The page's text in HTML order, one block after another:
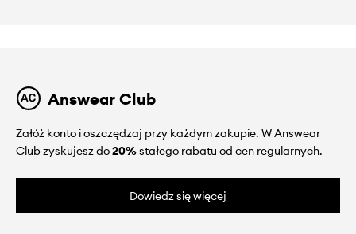
Answear Club
Załóż konto i oszczędzaj przy każdym zakupie. W Answear
Club zyskujesz do20%stałego rabatu od cen regularnych.
Dowiedz się więcej